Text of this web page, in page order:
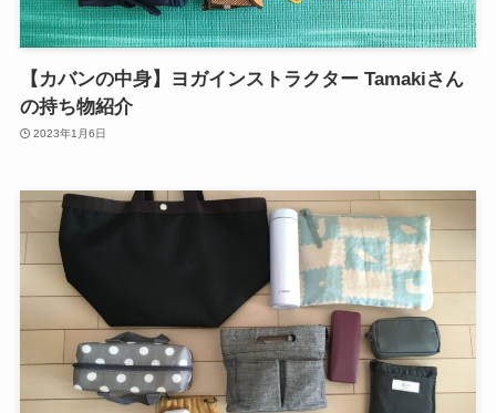
【カバンの中身】ヨガインストラクター Tamakiさん
の持ち物紹介
2023年1月6日